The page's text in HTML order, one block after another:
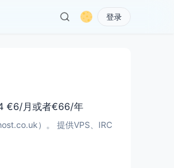
登录
€6/月或者€66/年
供VPS、IRC